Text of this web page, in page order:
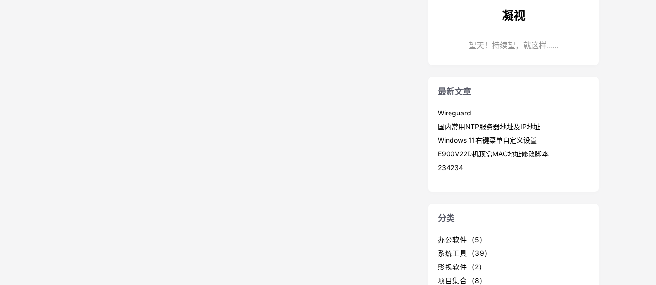
凝视
望天！持续望，就这样......
最新文章
Wireguard
国内常用NTP服务器地址及IP地址
Windows 11右键菜单自定义设置
E900V22D机顶盒MAC地址修改脚本
234234
分类
办公软件 (5)
系统工具 (39)
影视软件 (2)
项目集合 (8)